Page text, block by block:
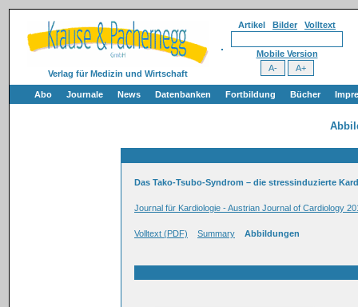
Verlag für Medizin und Wirtschaft
Artikel Bilder Volltext
Mobile Version
Abo Journale News Datenbanken Fortbildung Bücher
Das Tako-Tsubo-Syndrom – die stressinduzierte
Journal für Kardiologie - Austrian Journal of Cardiology
Volltext (PDF) Summary Abbildungen